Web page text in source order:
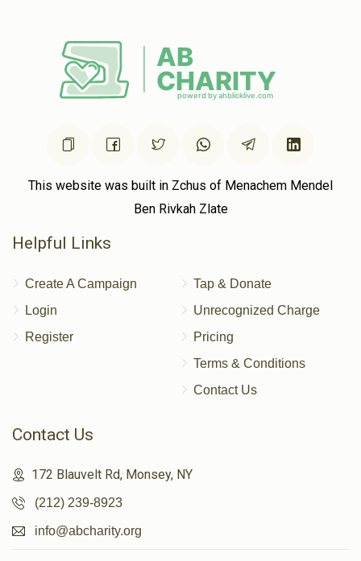
לכבוד החתן נחמי' הצלחה רבה!!
Berkowitz
To The Best!!!!
This website was built in Zchus of Menachem Mendel
Ben Rivkah Zlate
Helpful Links
Create A Campaign
Login
Register
Tap & Donate
Unrecognized Charge
Pricing
Terms & Conditions
Contact Us
Contact Us
172 Blauvelt Rd, Monsey, NY
(212) 239-8923
info@abcharity.org